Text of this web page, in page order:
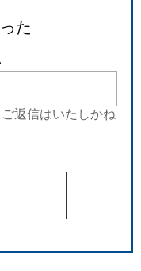
た
返信はいたしかね